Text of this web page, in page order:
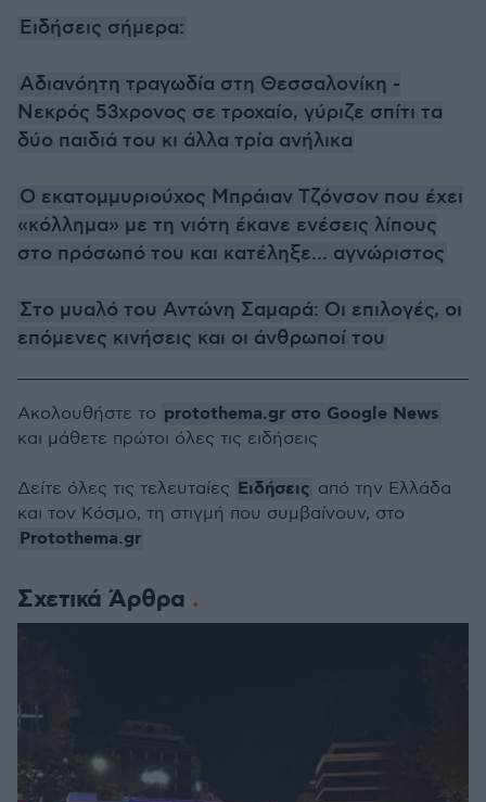
Ειδήσεις σήμερα:
Αδιανόητη τραγωδία στη Θεσσαλονίκη -
Νεκρός 53χρονος σε τροχαίο, γύριζε σπίτι τα
δύο παιδιά του κι άλλα τρία ανήλικα
Ο εκατομμυριούχος Μπράιαν Τζόνσον που έχει
«κόλλημα» με τη νιότη έκανε ενέσεις λίπους
στο πρόσωπό του και κατέληξε... αγνώριστος
Στο μυαλό του Αντώνη Σαμαρά: Οι επιλογές, οι
επόμενες κινήσεις και οι άνθρωποί του
Σχετικά Άρθρα
Ακολουθήστε το protothema.gr στο Google News
και μάθετε πρώτοι όλες τις ειδήσεις
Δείτε όλες τις τελευταίες Ειδήσεις από την Ελλάδα
και τον Κόσμο, τη στιγμή που συμβαίνουν, στο
Protothema.gr